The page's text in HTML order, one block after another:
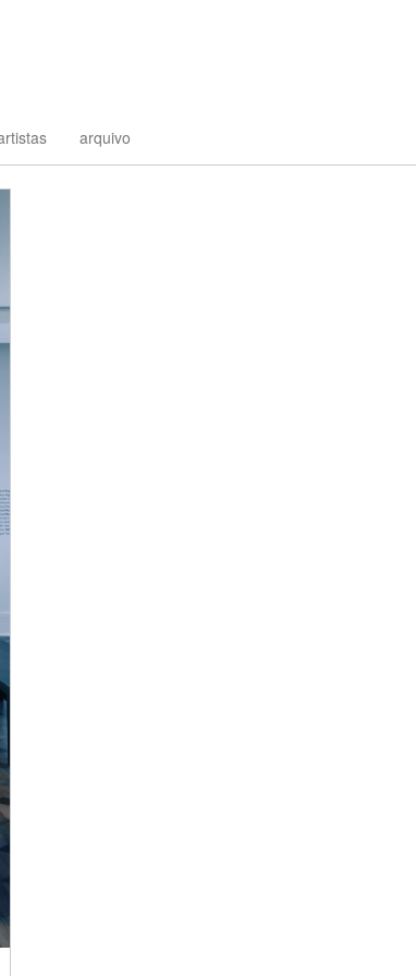
arquivo